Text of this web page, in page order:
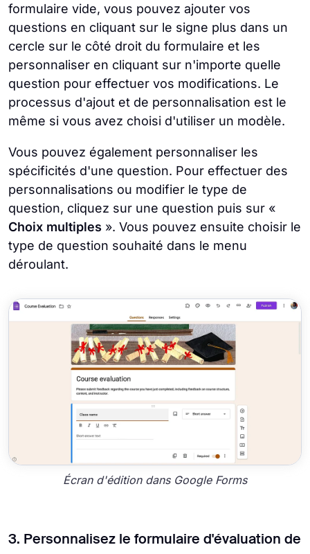
formulaire vide, vous pouvez ajouter vos
questions en cliquant sur le signe plus dans un
cercle sur le côté droit du formulaire et les
personnaliser en cliquant sur n'importe quelle
question pour effectuer vos modifications. Le
processus d'ajout et de personnalisation est le
même si vous avez choisi d'utiliser un modèle.
Vous pouvez également personnaliser les
spécificités d'une question. Pour effectuer des
personnalisations ou modifier le type de
question, cliquez sur une question puis sur «
Choix multiples ». Vous pouvez ensuite choisir le
type de question souhaité dans le menu
déroulant.
Écran d'édition dans Google Forms
3. Personnalisez le formulaire d'évaluation de